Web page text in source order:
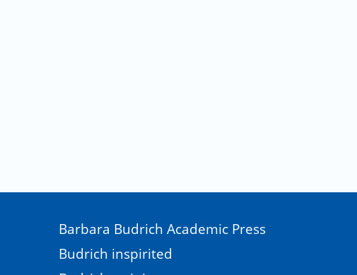
Barbara Budrich Academic Press
Budrich inspirited